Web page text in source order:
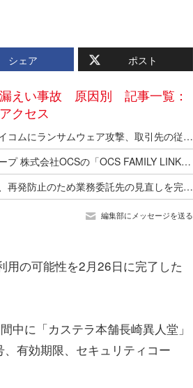
シェア ポスト
えい事故 原因別 記事一覧：
クセス
新エフエイコムにランサムウェア攻撃、取引先の従業員に関する個人情報が漏えいした可能性
ANAグループ 株式会社OCSの「OCS FAMILY LINK SERVICE」に不正アクセス、一部の個人情報・データが流出した可能性
セシール、再発防止のため業務委託先の見直しを完了し選定基準と管理も強化
編集部にメッセージを送る
用の可能性を2月26日に完了した
に「カステラ本舗長崎異人堂」
有効期限、セキュリティコー